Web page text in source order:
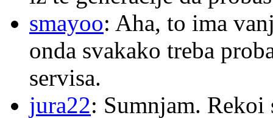
smayoo: Aha, to ima
onda svakako treba
servisa.
jura22: Sumnjam. Rekoi